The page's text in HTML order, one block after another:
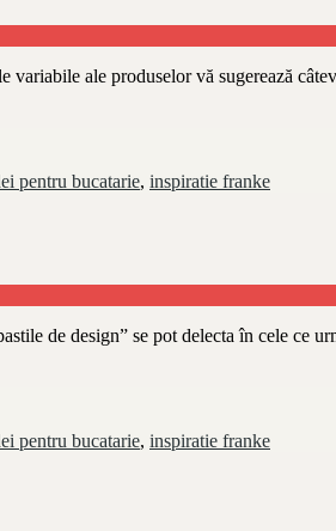
ale produselor vă sugerează
pentru bucatarie, inspiratie franke
de design” se pot delecta în cele ce
pentru bucatarie, inspiratie franke